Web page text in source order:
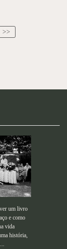
>>
um livro
e como
vida
história,